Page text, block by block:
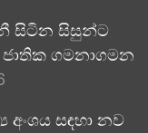
සිටින සිසුන්ට
ජාතික ගමනාගමන
සඳහා නව